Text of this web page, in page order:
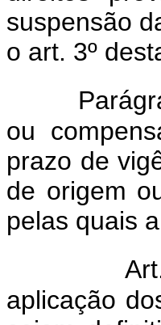
suspensão
o art. 3º
ou
prazo de
de origem
pelas quais
aplicação